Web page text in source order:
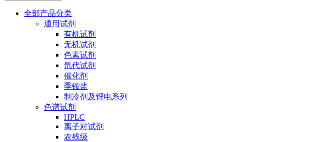
全部产品分类
通用试剂
有机试剂
无机试剂
色素试剂
氘代试剂
催化剂
季铵盐
制冷剂及锂电系列
色谱试剂
HPLC
离子对试剂
农残级